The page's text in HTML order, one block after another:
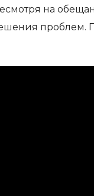
на
проблем.